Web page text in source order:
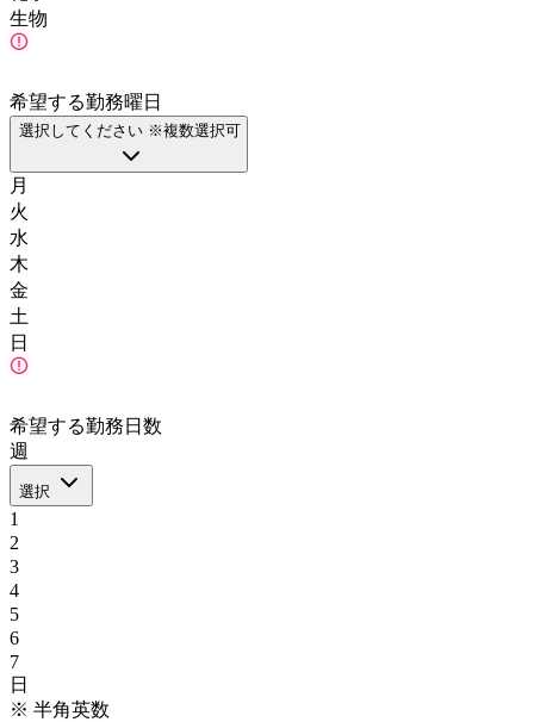
生物
希望する勤務曜日
選択してください ※複数選択可
月
火
水
木
金
土
日
希望する勤務日数
週
選択
1
2
3
4
5
6
7
日
※ 半角英数